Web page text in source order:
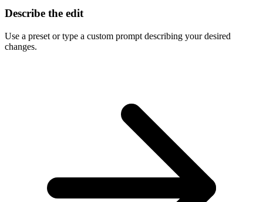
Describe the edit
Use a preset or type a custom prompt describing your desired
changes.